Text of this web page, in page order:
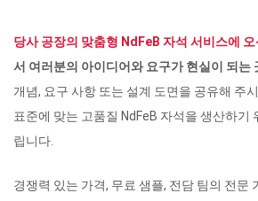
당사 공장의 맞춤형 NdFeB 자석 서비스에
서 여러분의 아이디어와 요구가 현실이 되는
개념, 요구 사항 또는 설계 도면을 공유해 주
표준에 맞는 고품질 NdFeB 자석을 생산하기
립니다.
경쟁력 있는 가격, 무료 샘플, 전담 팀의 전문